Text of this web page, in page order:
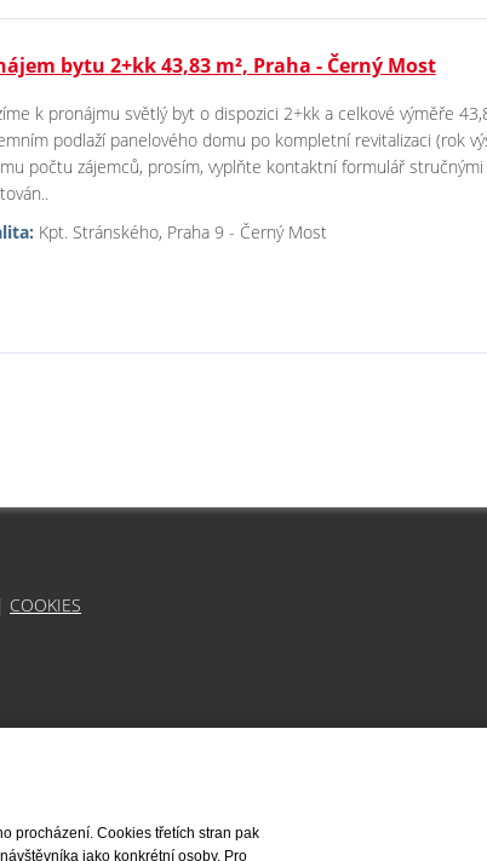
bytu 2+kk 43,83 m², Praha - Černý Most
k pronájmu světlý byt o dispozici 2+kk a celkové výměře
podlaží panelového domu po kompletní revitalizaci (rok
počtu zájemců, prosím, vyplňte kontaktní formulář
Kpt. Stránského, Praha 9 - Černý Most
COOKIES
procházení. Cookies třetích stran pak
jako konkrétní osoby. Pro